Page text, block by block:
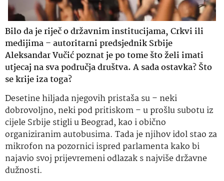
Bilo da je riječ o državnim institucijama, Crkvi ili
medijima – autoritarni predsjednik Srbije
Aleksandar Vučić poznat je po tome što želi imati
utjecaj na sva područja društva. A sada ostavka? Što
se krije iza toga?
Desetine hiljada njegovih pristaša su – neki
dobrovoljno, neki pod pritiskom – u prošlu subotu iz
cijele Srbije stigli u Beograd, kao i obično
organiziranim autobusima. Tada je njihov idol stao za
mikrofon na pozornici ispred parlamenta kako bi
najavio svoj prijevremeni odlazak s najviše državne
dužnosti.